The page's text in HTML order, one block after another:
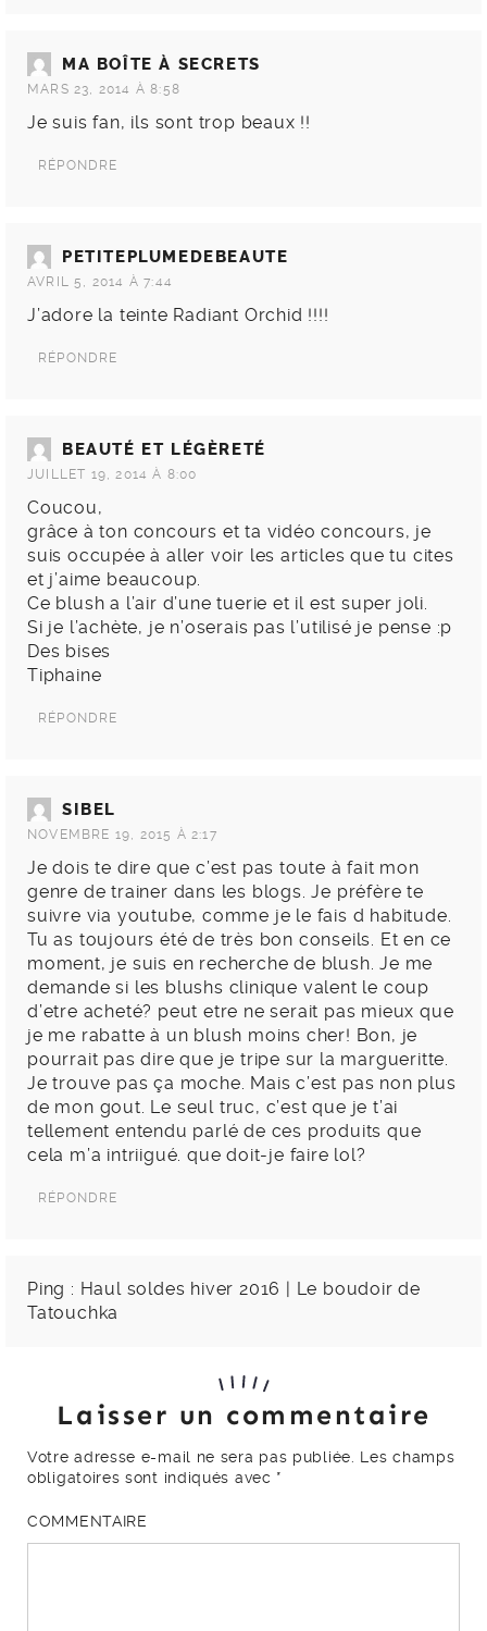
MA BOÎTE À SECRETS
MARS 23, 2014 À 8:58
Je suis fan, ils sont trop beaux !!
RÉPONDRE
PETITEPLUMEDEBEAUTE
AVRIL 5, 2014 À 7:44
J’adore la teinte Radiant Orchid !!!!
RÉPONDRE
BEAUTÉ ET LÉGÈRETÉ
JUILLET 19, 2014 À 8:00
Coucou,
grâce à ton concours et ta vidéo concours, je
suis occupée à aller voir les articles que tu cites
et j’aime beaucoup.
Ce blush a l’air d’une tuerie et il est super joli.
Si je l’achète, je n’oserais pas l’utilisé je pense :p
Des bises
Tiphaine
RÉPONDRE
SIBEL
NOVEMBRE 19, 2015 À 2:17
Je dois te dire que c’est pas toute à fait mon
genre de trainer dans les blogs. Je préfère te
suivre via youtube, comme je le fais d habitude.
Tu as toujours été de très bon conseils. Et en ce
moment, je suis en recherche de blush. Je me
demande si les blushs clinique valent le coup
d’etre acheté? peut etre ne serait pas mieux que
je me rabatte à un blush moins cher! Bon, je
pourrait pas dire que je tripe sur la margueritte.
Je trouve pas ça moche. Mais c’est pas non plus
de mon gout. Le seul truc, c’est que je t’ai
tellement entendu parlé de ces produits que
cela m’a intriigué. que doit-je faire lol?
RÉPONDRE
Ping : Haul soldes hiver 2016 | Le boudoir de
Tatouchka
Laisser un commentaire
Votre adresse e-mail ne sera pas publiée.
Les champs
obligatoires sont indiqués avec *
COMMENTAIRE